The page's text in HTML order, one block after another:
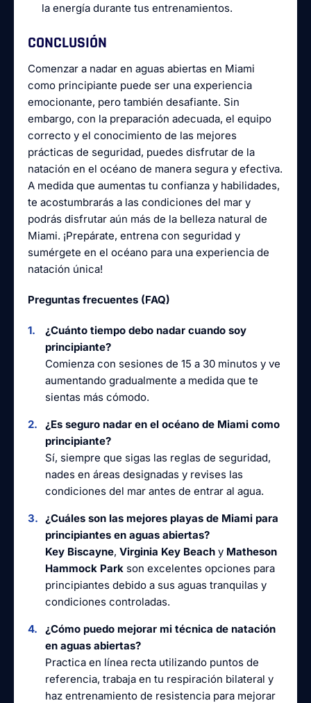
la energía durante tus entrenamientos.
CONCLUSIÓN
Comenzar a nadar en aguas abiertas en Miami
como principiante puede ser una experiencia
emocionante, pero también desafiante. Sin
embargo, con la preparación adecuada, el equipo
correcto y el conocimiento de las mejores
prácticas de seguridad, puedes disfrutar de la
natación en el océano de manera segura y efectiva.
A medida que aumentas tu confianza y habilidades,
te acostumbrarás a las condiciones del mar y
podrás disfrutar aún más de la belleza natural de
Miami. ¡Prepárate, entrena con seguridad y
sumérgete en el océano para una experiencia de
natación única!
Preguntas frecuentes (FAQ)
¿Cuánto tiempo debo nadar cuando soy
principiante?
Comienza con sesiones de 15 a 30 minutos y ve
aumentando gradualmente a medida que te
sientas más cómodo.
¿Es seguro nadar en el océano de Miami como
principiante?
Sí, siempre que sigas las reglas de seguridad,
nades en áreas designadas y revises las
condiciones del mar antes de entrar al agua.
¿Cuáles son las mejores playas de Miami para
principiantes en aguas abiertas?
Key Biscayne, Virginia Key Beach y Matheson
Hammock Park son excelentes opciones para
principiantes debido a sus aguas tranquilas y
condiciones controladas.
¿Cómo puedo mejorar mi técnica de natación
en aguas abiertas?
Practica en línea recta utilizando puntos de
referencia, trabaja en tu respiración bilateral y
haz entrenamiento de resistencia para mejorar